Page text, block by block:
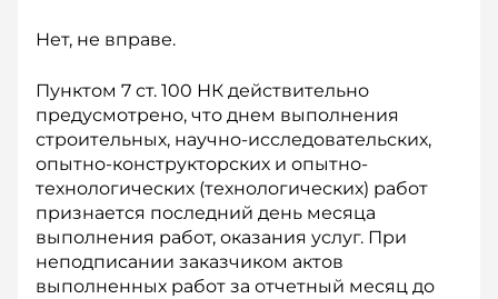
Нет, не вправе.
Пунктом 7 ст. 100 НК действительно
предусмотрено, что днем выполнения
строительных, научно-исследовательских,
опытно-конструкторских и опытно-
технологических (технологических) работ
признается последний день месяца
выполнения работ, оказания услуг. При
неподписании заказчиком актов
выполненных работ за отчетный месяц до